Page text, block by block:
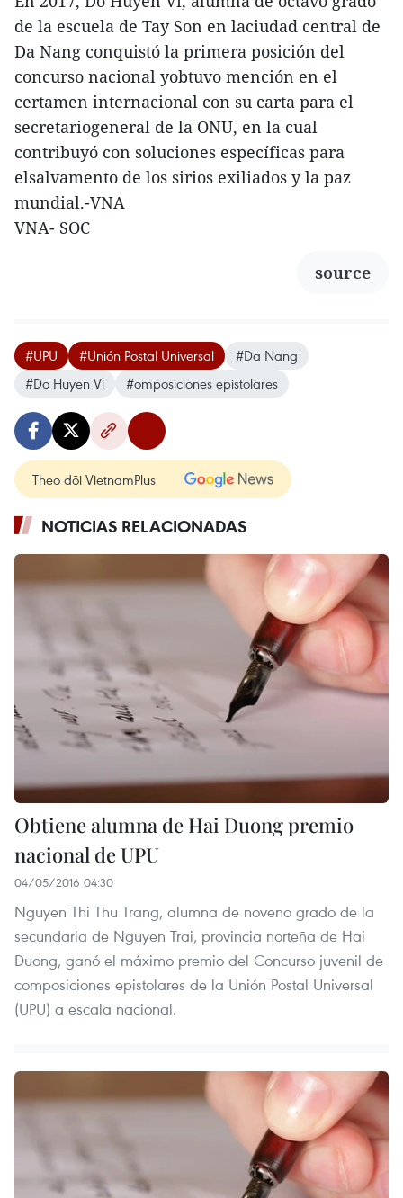
de la escuela de Tay Son en laciudad central de
Da Nang conquistó la primera posición del
concurso nacional yobtuvo mención en el
certamen internacional con su carta para el
secretariogeneral de la ONU, en la cual
contribuyó con soluciones específicas para
elsalvamento de los sirios exiliados y la paz
mundial.-VNA
VNA- SOC
source
#UPU #Unión Postal Universal
#Da Nang
#Do Huyen Vi
#omposiciones epistolares
Theo dõi VietnamPlus
NOTICIAS RELACIONADAS
Obtiene alumna de Hai Duong premio
nacional de UPU
04/05/2016 04:30
Nguyen Thi Thu Trang, alumna de noveno grado de la
secundaria de Nguyen Trai, provincia norteña de Hai
Duong, ganó el máximo premio del Concurso juvenil de
composiciones epistolares de la Unión Postal Universal
(UPU) a escala nacional.